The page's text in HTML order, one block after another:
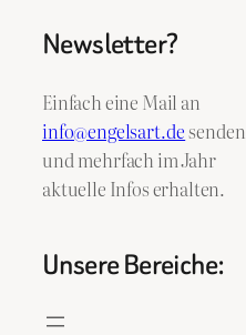
Newsletter?
Einfach eine Mail an
info@engelsart.desenden
und mehrfach im Jahr
aktuelle Infos erhalten.
Unsere Bereiche: